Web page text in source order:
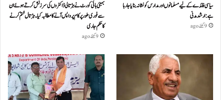
سیاسی فائدے کے لیے مسلمانوں اور مدارس کو نشانہ بنایا جا رہا
ہے: ارشد مدنی
9 گھنٹے ago
بمبئی ہائی کورٹ نے ہڑتالی ڈاکٹروں کی سرزنش کرتے ہوئے ان
سے فوری طور پر کام پر واپس آنے کا مطالبہ کیا۔ہڑتال ختم کرنے
کا حکم جاری
9 گھنٹے ago